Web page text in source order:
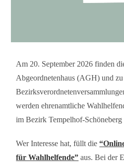
Am 20. September 2026 finden
Abgeordnetenhaus (AGH) und zu
werden ehrenamtliche
im Bezirk Tempelhof-Schöneberg
Wer Interesse hat, füllt die
für Wahlhelfende” aus. Bei der